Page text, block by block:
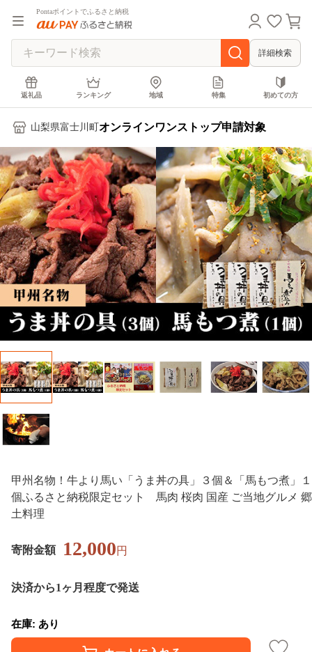
Pontaポイントでふるさと納税
詳細検索
返礼品 ランキング 地域 特集 初めての方
山梨県富士川町 オンラインワンストップ申請対象
甲州名物！牛より馬い「うま丼の具」３個＆「馬もつ煮」１
個ふるさと納税限定セット 馬肉 桜肉 国産 ご当地グルメ 郷
土料理
寄附金額 12,000円
決済から1ヶ月程度で発送
在庫: あり